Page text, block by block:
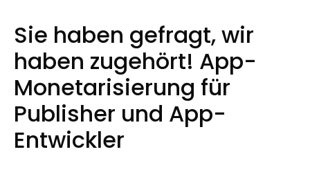
Sie haben gefragt, wir
haben zugehört! App-
Monetarisierung für
Publisher und App-
Entwickler